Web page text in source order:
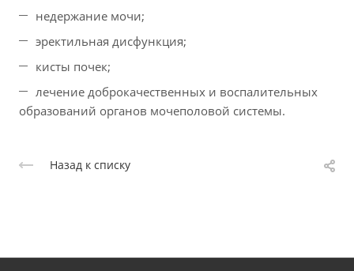
недержание мочи;
эректильная дисфункция;
кисты почек;
лечение доброкачественных и воспалительных
образований органов мочеполовой системы.
Назад к списку